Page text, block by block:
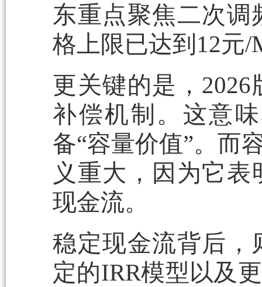
东重点聚焦二次
格上限已达到12元/
更关键的是，
补偿机制。这意
备“容量价值”。而
义重大，因为它
现金流。
稳定现金流背后，
定的IRR模型以及